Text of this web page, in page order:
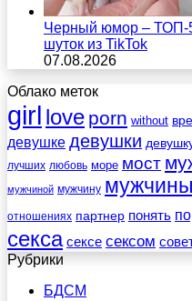
Черный юмор – ТОП-
шуток из TikTok
07.08.2026
Облако меток
girl love porn without
девушке девушки
лучших любовь море мост
мужчиной мужчину мужчины
отношениях партнер понять
секса сексе сексом
Рубрики
БДСМ